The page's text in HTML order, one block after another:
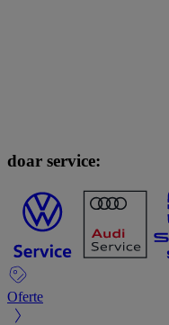
doar service:
Oferte